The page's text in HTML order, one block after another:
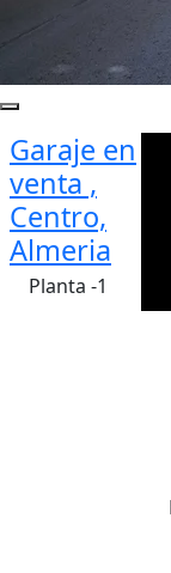
Garaje en
venta ,
Centro,
Almeria
Planta -1